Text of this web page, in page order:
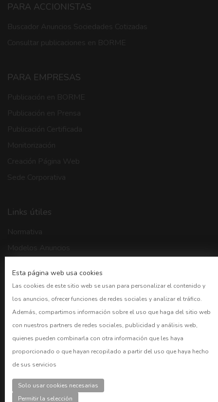
Esta página web usa cookies
Las cookies de este sitio web se usan para personalizar el contenido y
los anuncios, ofrecer funciones de redes sociales y analizar el tráfico.
Además, compartimos información sobre el uso que haga del sitio web
con nuestros partners de redes sociales, publicidad y análisis web,
quienes pueden combinarla con otra información que les haya
proporcionado o que hayan recopilado a partir del uso que haya hecho
de sus servicios
Solo usar cookies necesarias
Permitir la selección
PARA ACCIONISTAS
PARA EMPRESAS
Links útiles
Modelos Anuncios
CNMV
Bolsa Madrid
BOE
Preguntas frecuentes
CUENTAS
Acceder
Registro